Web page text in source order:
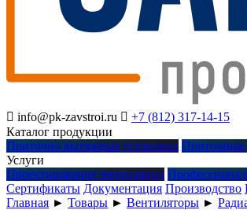
 info@pk-zavstroi.ru  +7 (812) 317-14-15
Каталог продукции
Приточно вытяжные установки Приточные
Услуги
Проектирование вентиляции
Сертификаты Документация Производство
Главная ► Товары ► Вентиляторы ►